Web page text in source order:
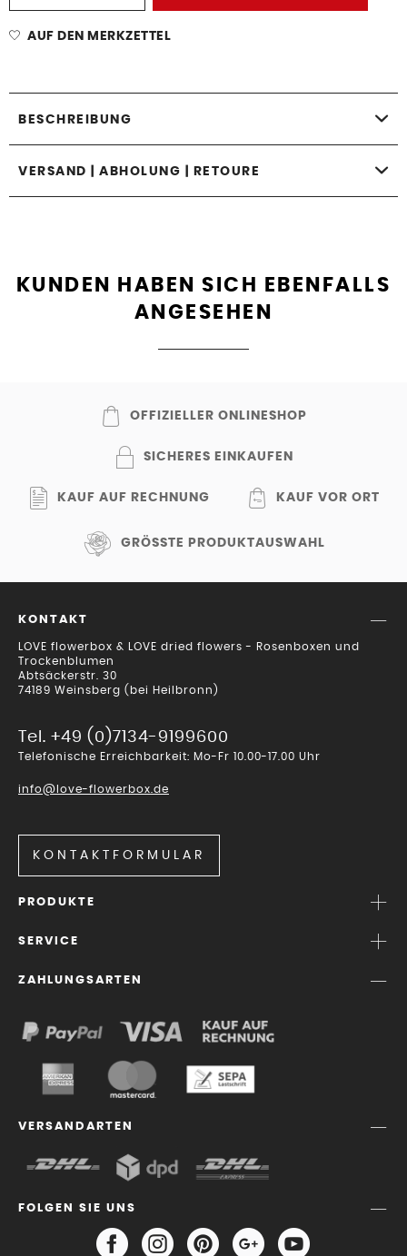
AUF DEN MERKZETTEL
BESCHREIBUNG
VERSAND | ABHOLUNG | RETOURE
KUNDEN HABEN SICH EBENFALLS
ANGESEHEN
OFFIZIELLER ONLINESHOP
SICHERES EINKAUFEN
KAUF AUF RECHNUNG KAUF VOR ORT
GRÖSSTE PRODUKTAUSWAHL
KONTAKT
LOVE flowerbox & LOVE dried flowers - Rosenboxen und
Trockenblumen
Abtsäckerstr. 30
74189 Weinsberg (bei Heilbronn)
Tel. +49 (0)7134-9199600
Telefonische Erreichbarkeit: Mo-Fr 10.00-17.00 Uhr
info@love-flowerbox.de
KONTAKTFORMULAR
PRODUKTE
SERVICE
ZAHLUNGSARTEN
VERSANDARTEN
FOLGEN SIE UNS